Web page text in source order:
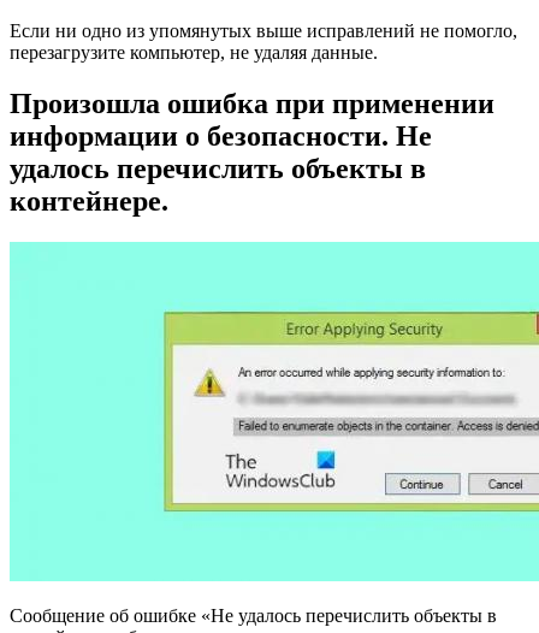
Если ни одно из упомянутых выше исправлений не помогло,
перезагрузите компьютер, не удаляя данные.
Произошла ошибка при применении
информации о безопасности. Не
удалось перечислить объекты в
контейнере.
Сообщение об ошибке «Не удалось перечислить объекты в